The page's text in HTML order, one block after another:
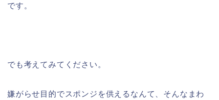
です。
でも考えてみてください。
嫌がらせ目的でスポンジを供えるなんて、そんなまわ